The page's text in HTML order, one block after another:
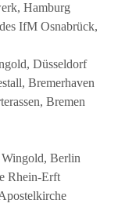
Hamburg
IfM Osnabrück,
Düsseldorf
Bremerhaven
Bremen
Berlin
Rhein-Erft